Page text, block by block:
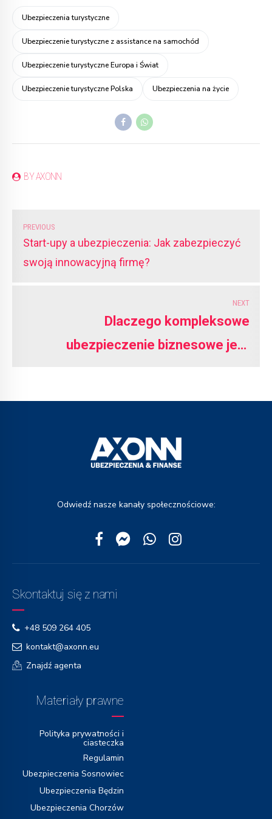
Ubezpieczenia turystyczne
Ubezpieczenie turystyczne z assistance na samochód
Ubezpieczenie turystyczne Europa i Świat
Ubezpieczenie turystyczne Polska Ubezpieczenia na życie
BY AXONN
PREVIOUS
Start-upy a ubezpieczenia: Jak zabezpieczyć
swoją innowacyjną firmę?
NEXT
Dlaczego kompleksowe
ubezpieczenie biznesowe jest
Odwiedź nasze kanały społecznościowe:
Skontaktuj się z nami
+48 509 264 405
kontakt@axonn.eu
Znajdź agenta
Materiały prawne
Polityka prywatności i
ciasteczka
Regulamin
Ubezpieczenia Sosnowiec
Ubezpieczenia Będzin
Ubezpieczenia Chorzów